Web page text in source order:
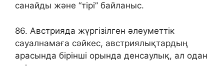
санайды және “тірі” байланыс.
86. Австрияда жүргізілген әлеуметтік
сауалнамаға сәйкес, австриялықтардың
арасында бірінші орында денсаулық, ал одан